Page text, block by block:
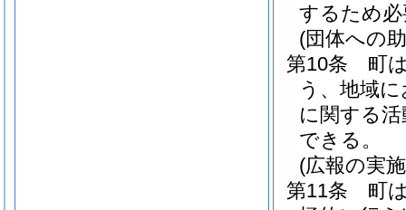
するため
(団体への
第10条
町
う、地域
に関する
できる。
(広報の実
第11条
町